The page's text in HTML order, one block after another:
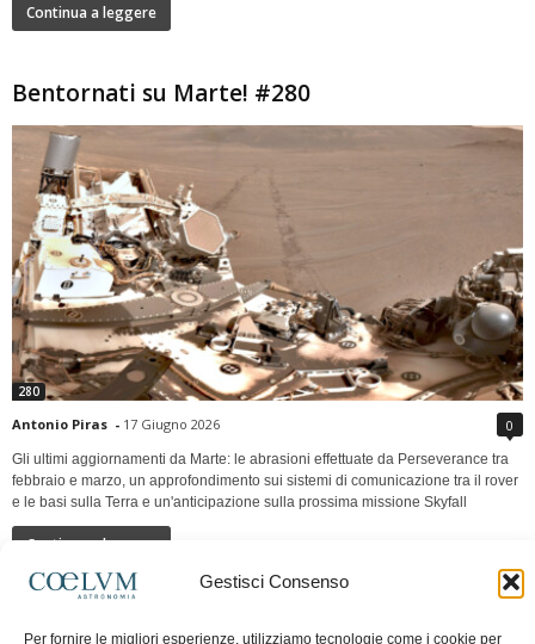
Gestisci Consenso
Per fornire le migliori esperienze, utilizziamo tecnologie come i cookie per
Continua a leggere
Bentornati su Marte! #280
280
Antonio Piras - 17 Giugno 2026 0
Gli ultimi aggiornamenti da Marte: le abrasioni effettuate da Perseverance tra
febbraio e marzo, un approfondimento sui sistemi di comunicazione tra il rover
e le basi sulla Terra e un'anticipazione sulla prossima missione Skyfall
Continua a leggere